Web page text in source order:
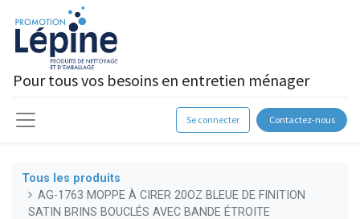
Pour tous vos besoins en entretien ménager
Se connecter Contactez-nous
Tous les produits
AG-1763 MOPPE À CIRER 20OZ BLEUE DE FINITION
SATIN BRINS BOUCLÉS AVEC BANDE ÉTROITE